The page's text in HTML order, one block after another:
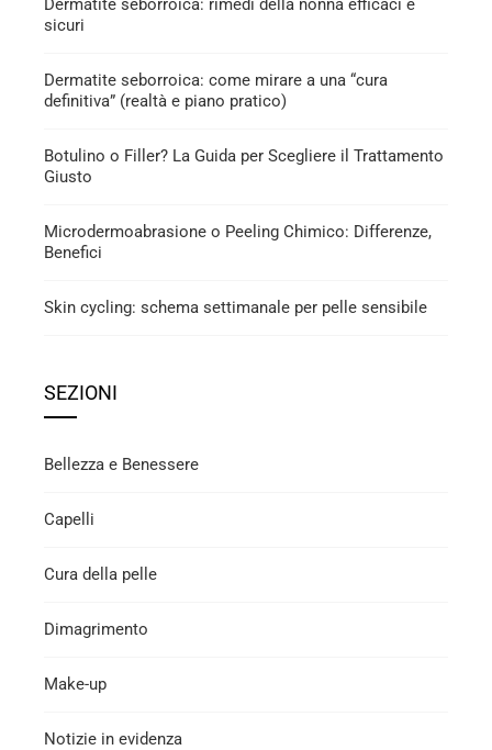
Dermatite seborroica: rimedi della nonna efficaci e
sicuri
Dermatite seborroica: come mirare a una “cura
definitiva” (realtà e piano pratico)
Botulino o Filler? La Guida per Scegliere il Trattamento
Giusto
Microdermoabrasione o Peeling Chimico: Differenze,
Benefici
Skin cycling: schema settimanale per pelle sensibile
SEZIONI
Bellezza e Benessere
Capelli
Cura della pelle
Dimagrimento
Make-up
Notizie in evidenza